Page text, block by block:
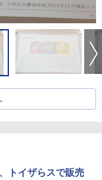
トイザらスで販売